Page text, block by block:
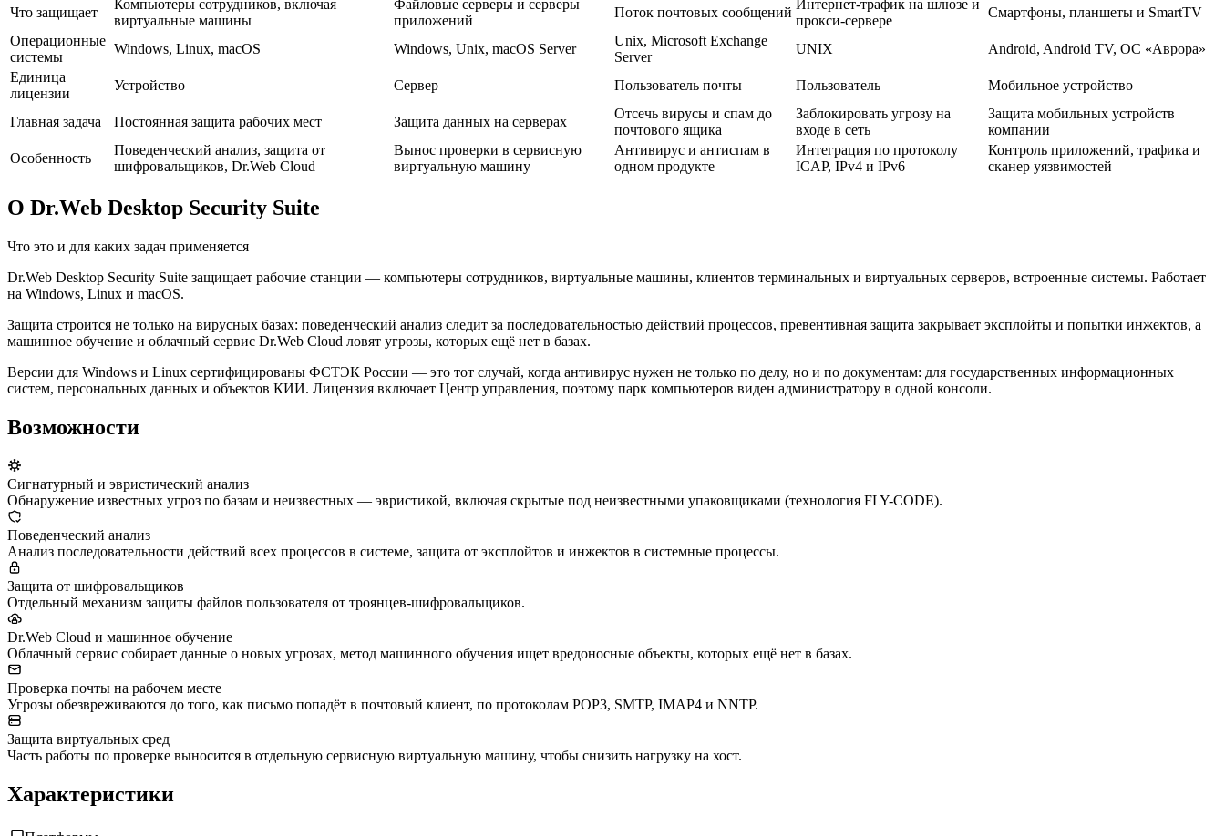
Что защищает
Компьютеры сотрудников, включая
виртуальные машины
Файловые серверы и серверы
приложений
Поток почтовых сообщений
Интернет-трафик на шлюзе и
прокси-сервере
Смартфоны, планшеты и SmartTV
Операционные
системы
Windows, Linux, macOS Windows, Unix, macOS Server
Unix, Microsoft Exchange
Server
UNIX
Android, Android TV, ОС «Аврора»
Единица
лицензии
Устройство Сервер Пользователь почты Пользователь Мобильное устройство
Главная задача Постоянная защита рабочих мест Защита данных на серверах
Отсечь вирусы и спам до
почтового ящика
Заблокировать угрозу на
входе в сеть
Защита мобильных устройств
компании
Особенность
Поведенческий анализ, защита от
шифровальщиков, Dr.Web Cloud
Вынос проверки в сервисную
виртуальную машину
Антивирус и антиспам в
одном продукте
Интеграция по протоколу
ICAP, IPv4 и IPv6
Контроль приложений, трафика и
сканер уязвимостей
О Dr.Web Desktop Security Suite
Что это и для каких задач применяется
Dr.Web Desktop Security Suite защищает рабочие станции — компьютеры сотрудников, виртуальные машины, клиентов терминальных и виртуальных серверов, встроенные системы. Работает
на Windows, Linux и macOS.
Защита строится не только на вирусных базах: поведенческий анализ следит за последовательностью действий процессов, превентивная защита закрывает эксплойты и попытки инжектов, а
машинное обучение и облачный сервис Dr.Web Cloud ловят угрозы, которых ещё нет в базах.
Версии для Windows и Linux сертифицированы ФСТЭК России — это тот случай, когда антивирус нужен не только по делу, но и по документам: для государственных информационных
систем, персональных данных и объектов КИИ. Лицензия включает Центр управления, поэтому парк компьютеров виден администратору в одной консоли.
Возможности
Сигнатурный и эвристический анализ
Обнаружение известных угроз по базам и неизвестных — эвристикой, включая скрытые под неизвестными упаковщиками (технология FLY-CODE).
Поведенческий анализ
Анализ последовательности действий всех процессов в системе, защита от эксплойтов и инжектов в системные процессы.
Защита от шифровальщиков
Отдельный механизм защиты файлов пользователя от троянцев-шифровальщиков.
Dr.Web Cloud и машинное обучение
Облачный сервис собирает данные о новых угрозах, метод машинного обучения ищет вредоносные объекты, которых ещё нет в базах.
Проверка почты на рабочем месте
Угрозы обезвреживаются до того, как письмо попадёт в почтовый клиент, по протоколам POP3, SMTP, IMAP4 и NNTP.
Защита виртуальных сред
Часть работы по проверке выносится в отдельную сервисную виртуальную машину, чтобы снизить нагрузку на хост.
Характеристики